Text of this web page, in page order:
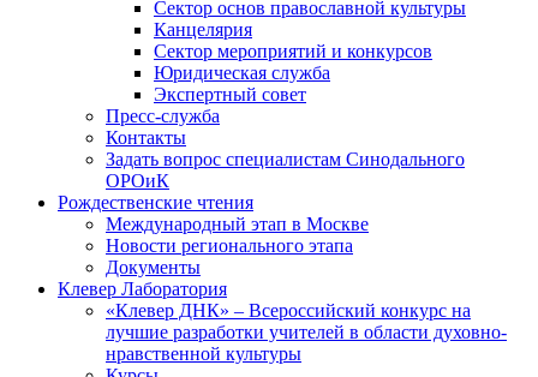
Сектор основ православной культуры
Канцелярия
Сектор мероприятий и конкурсов
Юридическая служба
Экспертный совет
Пресс-служба
Контакты
Задать вопрос специалистам Синодального
ОРОиК
Рождественские чтения
Международный этап в Москве
Новости регионального этапа
Документы
Клевер Лаборатория
«Клевер ДНК» – Всероссийский конкурс на
лучшие разработки учителей в области духовно-
нравственной культуры